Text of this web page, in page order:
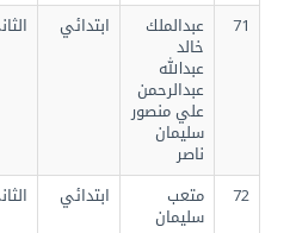
عبدالملك
عبدالله
عبدالرحمن
علي منصور
سليمان
ابتدائي الثاني
متعب
سليمان
ابتدائي الثاني